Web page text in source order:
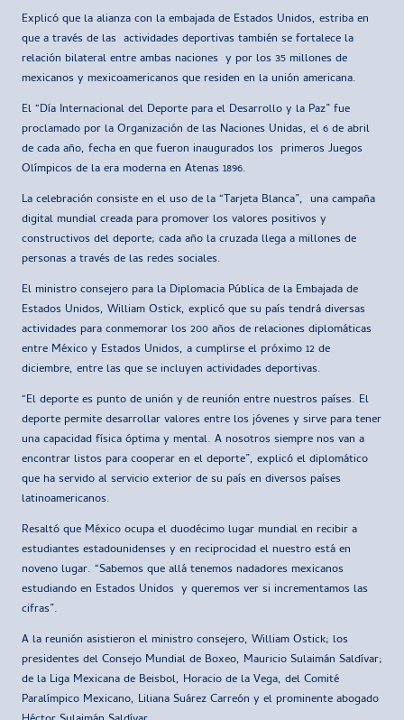
Explicó que la alianza con la embajada de Estados Unidos, estriba en
que a través de las actividades deportivas también se fortalece la
relación bilateral entre ambas naciones y por los 35 millones de
mexicanos y mexicoamericanos que residen en la unión americana.
El “Día Internacional del Deporte para el Desarrollo y la Paz” fue
proclamado por la Organización de las Naciones Unidas, el 6 de abril
de cada año, fecha en que fueron inaugurados los primeros Juegos
Olímpicos de la era moderna en Atenas 1896.
La celebración consiste en el uso de la “Tarjeta Blanca”, una campaña
digital mundial creada para promover los valores positivos y
constructivos del deporte; cada año la cruzada llega a millones de
personas a través de las redes sociales.
El ministro consejero para la Diplomacia Pública de la Embajada de
Estados Unidos, William Ostick, explicó que su país tendrá diversas
actividades para conmemorar los 200 años de relaciones diplomáticas
entre México y Estados Unidos, a cumplirse el próximo 12 de
diciembre, entre las que se incluyen actividades deportivas.
“El deporte es punto de unión y de reunión entre nuestros países. El
deporte permite desarrollar valores entre los jóvenes y sirve para tener
una capacidad física óptima y mental. A nosotros siempre nos van a
encontrar listos para cooperar en el deporte”, explicó el diplomático
que ha servido al servicio exterior de su país en diversos países
latinoamericanos.
Resaltó que México ocupa el duodécimo lugar mundial en recibir a
estudiantes estadounidenses y en reciprocidad el nuestro está en
noveno lugar. “Sabemos que allá tenemos nadadores mexicanos
estudiando en Estados Unidos y queremos ver si incrementamos las
cifras”.
A la reunión asistieron el ministro consejero, William Ostick; los
presidentes del Consejo Mundial de Boxeo, Mauricio Sulaimán Saldívar;
de la Liga Mexicana de Beisbol, Horacio de la Vega, del Comité
Paralímpico Mexicano, Liliana Suárez Carreón y el prominente abogado